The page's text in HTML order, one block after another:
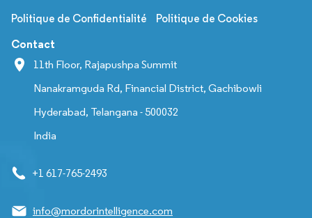
Politique de Confidentialité Politique de Cookies
Contact
11th Floor, Rajapushpa Summit
Nanakramguda Rd, Financial District, Gachibowli
Hyderabad, Telangana - 500032
India
+1 617-765-2493
info@mordorintelligence.com